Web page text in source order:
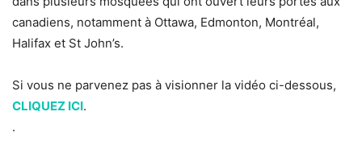
canadiens, notamment à Ottawa, Edmonton, Montréal,
Halifax et St John’s.
Si vous ne parvenez pas à visionner la vidéo ci-dessous,
CLIQUEZ ICI.
.